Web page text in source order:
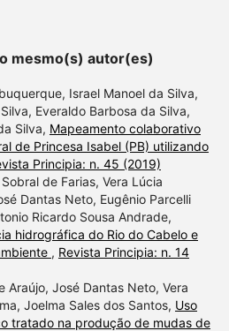
contrasts the cited claim, and
a label indicating in which
section the citation was
made.
mesmo(s) autor(es)
Israel Manoel da Silva,
Everaldo Barbosa da Silva,
Silva, Mapeamento colaborativo
de Princesa Isabel (PB) utilizando
Principia: n. 45 (2019)
de Farias, Vera Lúcia
Dantas Neto, Eugênio Parcelli
Ricardo Sousa Andrade,
hidrográfica do Rio do Cabelo e
, Revista Principia: n. 14
Araújo, José Dantas Neto, Vera
Joelma Sales dos Santos, Uso
tratado na produção de mudas de